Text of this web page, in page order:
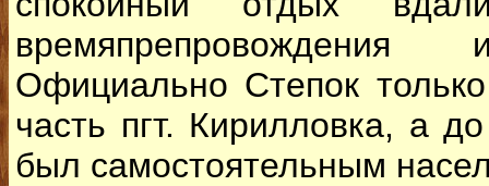
времяпрепровождения
Официально Степок
часть пгт. Кирилловка, а
был самостоятельным